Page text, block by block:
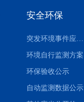
安全环保
突发环境事件应急预案
环境自行监测方案
环保验收公示
自动监测数据公示